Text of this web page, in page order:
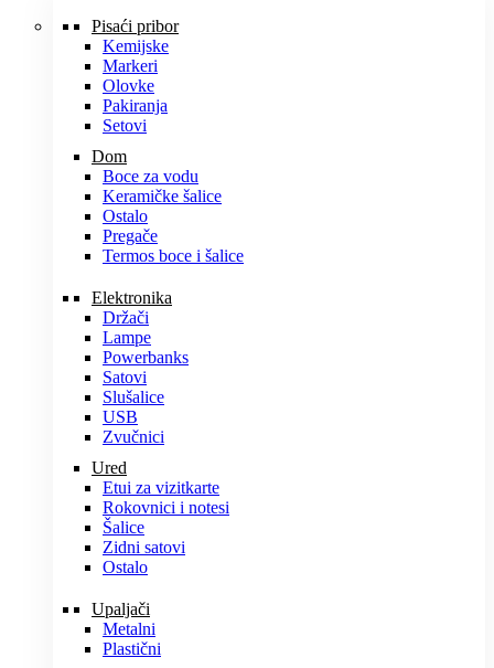
Pisaći pribor
Kemijske
Markeri
Olovke
Pakiranja
Setovi
Dom
Boce za vodu
Keramičke šalice
Ostalo
Pregače
Termos boce i šalice
Elektronika
Držači
Lampe
Powerbanks
Satovi
Slušalice
USB
Zvučnici
Ured
Etui za vizitkarte
Rokovnici i notesi
Šalice
Zidni satovi
Ostalo
Upaljači
Metalni
Plastični